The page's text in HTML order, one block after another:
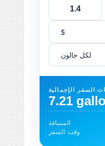
$
لكل جالون
السفر الإجمالية
7.21
المسافة
وقت السفر